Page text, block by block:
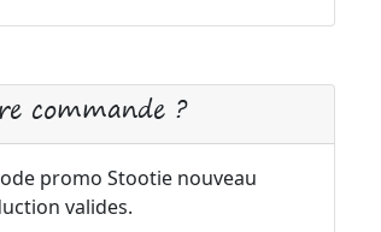
commande ?
promo Stootie nouveau
valides.